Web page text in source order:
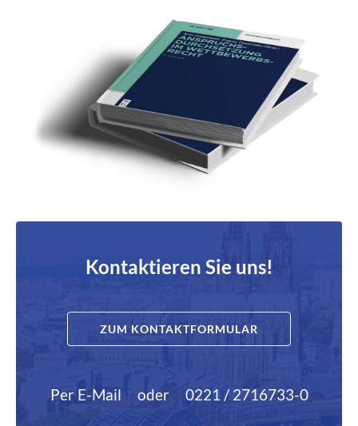
Kontaktieren Sie uns!
ZUM KONTAKTFORMULAR
Per E-Mail oder 0221 / 2716733-0